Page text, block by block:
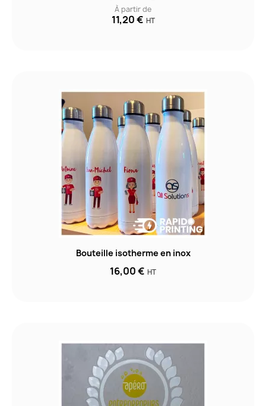
À partir de
11,20 € HT
Bouteille isotherme en inox
16,00 € HT